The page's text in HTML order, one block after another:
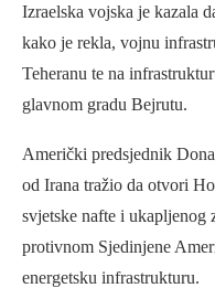
Izraelska vojska je kazala
kako je rekla, vojnu
Teheranu te na
glavnom gradu Bejrutu.
Američki predsjednik
od Irana tražio da otvori
svjetske nafte i ukapljenog
protivnom Sjedinjene
energetsku infrastrukturu.